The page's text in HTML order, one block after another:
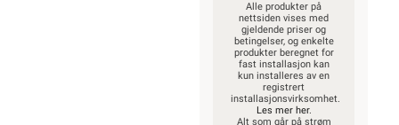
Alle produkter på
nettsiden vises med
gjeldende priser og
betingelser, og enkelte
produkter beregnet for
fast installasjon kan
kun installeres av en
registrert
installasjonsvirksomhet.
Les mer her.
Alt som går på strøm